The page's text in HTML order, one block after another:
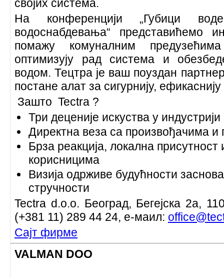
својих система.
На конференцији „Губици
водоснабдевања“ представићемо
помажу комуналним
оптимизују рад система и
водом. Тецтра је ваш поуздан
постане алат за сигурнију,
Зашто Tectra ?
Три деценије искуства у
Директна веза са произвођачима и
Брза реакција, локална
корисницима
Визија одрживе будућности
стручности
Tectra d.o.o. Београд, Бегејска 2а,
(+381 11) 289 44 24, е-маил:
Сајт фирме
VALMAN DOO